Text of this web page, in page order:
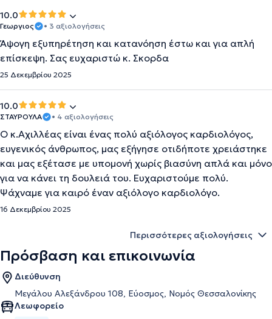
10.0
Γεωργιος • 3 αξιολογήσεις
Άψογη εξυπηρέτηση και κατανόηση έστω και για απλή
επίσκεψη. Σας ευχαριστώ κ. Σκορδα
25 Δεκεμβρίου 2025
10.0
ΣΤΑΥΡΟΥΛΑ • 4 αξιολογήσεις
Ο κ.Αχιλλέας είναι ένας πολύ αξιόλογος καρδιολόγος,
ευγενικός άνθρωπος, μας εξήγησε οτιδήποτε χρειάστηκε
και μας εξέτασε με υπομονή χωρίς βιασύνη απλά και μόνο
για να κάνει τη δουλειά του. Ευχαριστούμε πολύ.
Ψάχναμε για καιρό έναν αξιόλογο καρδιολόγο.
16 Δεκεμβρίου 2025
Περισσότερες αξιολογήσεις
Πρόσβαση και επικοινωνία
Διεύθυνση
Μεγάλου Αλεξάνδρου 108, Εύοσμος, Νομός Θεσσαλονίκης
Λεωφορείο